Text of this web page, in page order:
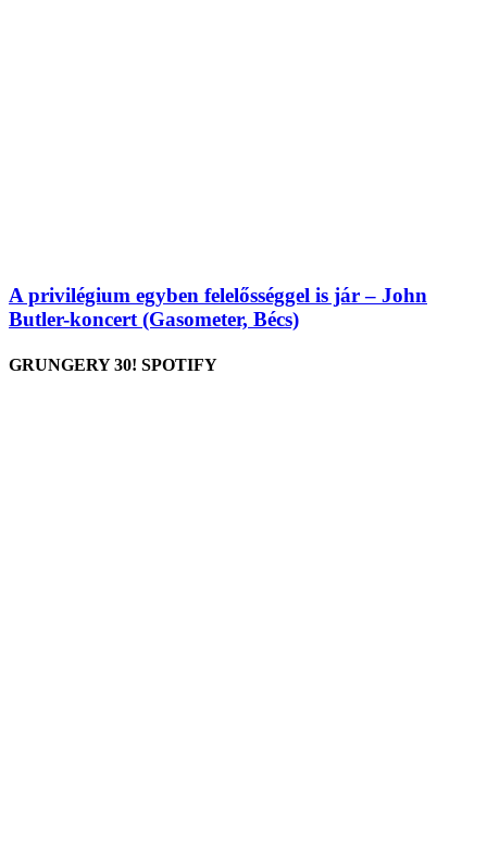
A privilégium egyben felelősséggel is jár – John
Butler-koncert (Gasometer, Bécs)
GRUNGERY 30! SPOTIFY